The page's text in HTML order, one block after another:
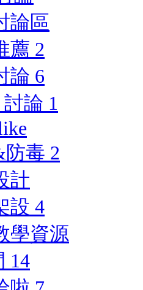
論區
薦 2
論 6
討論 1
防毒 2
計
設 4
學資源
14